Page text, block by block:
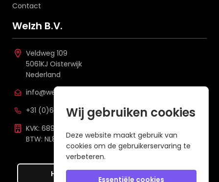
Contact
Welzh B.V.
Veldweg 109
5061KJ Oisterwijk
Nederland
info@welzh.nl
+31 (0)6 26 51 83 20
KVK: 68977387
BTW: NL857672988B01
Hier de overeenkomst ontbinden
Wij gebruiken cookies
Deze website maakt gebruik van
cookies om de gebruikerservaring te
verbeteren.
Essentiële cookies